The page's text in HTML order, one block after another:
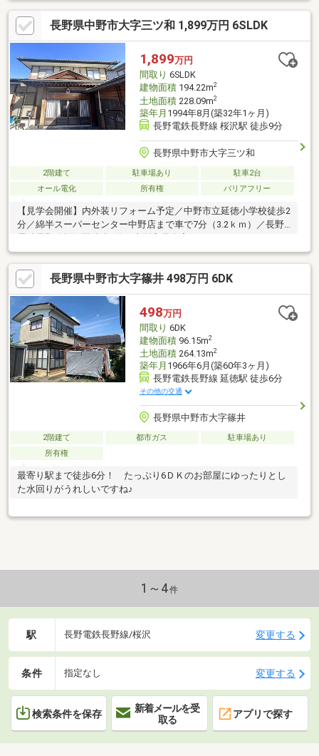
長野県中野市大字三ツ和 1,899万円 6SLDK
1,899万円
間取り 6SLDK
建物面積194.22m2
土地面積228.09m2
築年月 1994年8月(築32年1ヶ月)
長野電鉄長野線 桜沢駅 徒歩9分
長野県中野市大字三ツ和
2階建て 駐車場あり
駐車2台
オール電化
所有権 バリアフリー
【見学会開催】内外装リフォーム予定／中野市立延徳小学校徒歩2
分／綿半スーパーセンター中野店まで車で7分（3.2ｋｍ）／長野
長野県中野市大字篠井 498万円 6DK
498万円
間取り 6DK
建物面積96.15m2
土地面積264.13m2
築年月 1966年6月(築60年3ヶ月)
長野電鉄長野線 延徳駅 徒歩6分
その他の交通
長野県中野市大字篠井
2階建て 都市ガス
駐車場あり
所有権
最寄り駅まで徒歩6分！ たっぷり6ＤＫのお部屋にゆったりとし
た水回りがうれしいですね♪
1～4件
駅 長野電鉄長野線/桜沢 変更する
条件 指定なし 変更する
検索条件を保存
新着メールを受
取る
アプリで探す